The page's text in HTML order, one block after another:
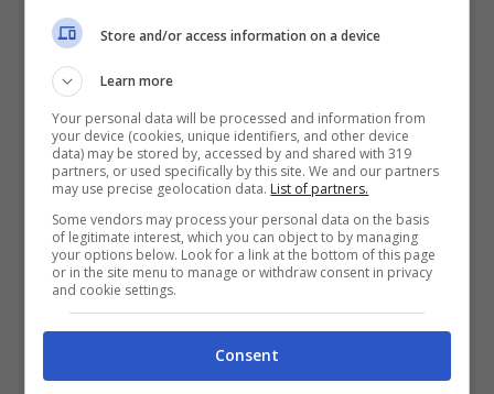
Ora per Marc Marquez c’è solo bisogno di
sperare che la situazione continui a
migliorare, così da poter essere in pista il
Store and/or access information on a device
Learn more
Your personal data will be processed and information from
your device (cookies, unique identifiers, and other device
data) may be stored by, accessed by and shared with 319
partners, or used specifically by this site. We and our partners
may use precise geolocation data. List of partners.
Some vendors may process your personal data on the basis
of legitimate interest, which you can object to by managing
your options below. Look for a link at the bottom of this page
or in the site menu to manage or withdraw consent in privacy
and cookie settings.
Consent